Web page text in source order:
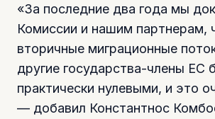
«За последние два года мы
Комиссии и нашим партнерам,
вторичные миграционные
другие государства-члены ЕС
практически нулевыми, и это
— добавил Константнос